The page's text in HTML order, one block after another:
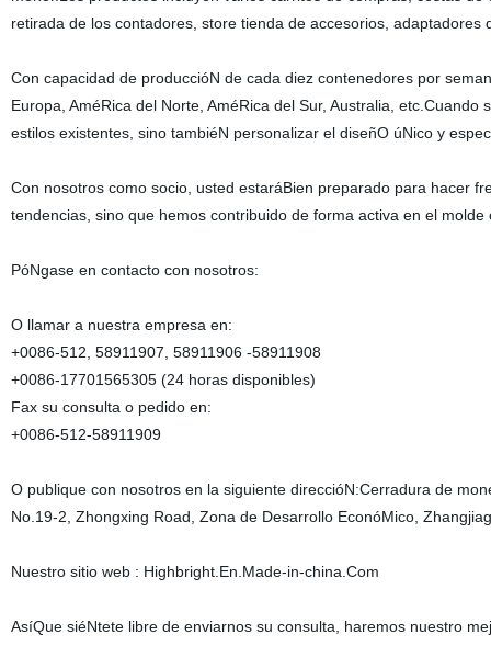
retirada de los contadores, store tienda de accesorios, adaptadores
Con capacidad de produccióN de cada diez contenedores por
Europa, AméRica del Norte, AméRica del Sur, Australia,
estilos existentes, sino tambiéN personalizar el diseñO úNico y
Con nosotros como socio, usted estaráBien preparado para hacer
tendencias, sino que hemos contribuido de forma activa en el
PóNgase en contacto con nosotros:
O llamar a nuestra empresa en:
+0086-512, 58911907, 58911906 -58911908
+0086-17701565305 (24 horas disponibles)
Fax su consulta o pedido en:
+0086-512-58911909
O publique con nosotros en la siguiente direccióN:Cerradura de
No.19-2, Zhongxing Road, Zona de Desarrollo EconóMico,
Nuestro sitio web : Highbright.En.Made-in-china.Com
AsíQue siéNtete libre de enviarnos su consulta, haremos nuestro